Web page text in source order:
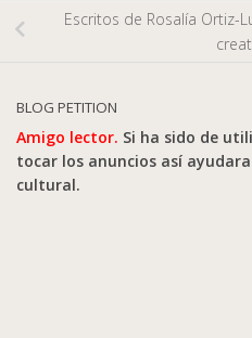
Escritos de Rosalía Ortiz-
BLOG PETITION
Amigo lector. Si ha sido de
tocar los anuncios así
cultural.